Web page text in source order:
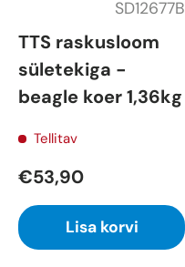
SD12677B
TTS raskusloom
sületekiga -
beagle koer 1,36kg
Tellitav
€53,90
Lisa korvi